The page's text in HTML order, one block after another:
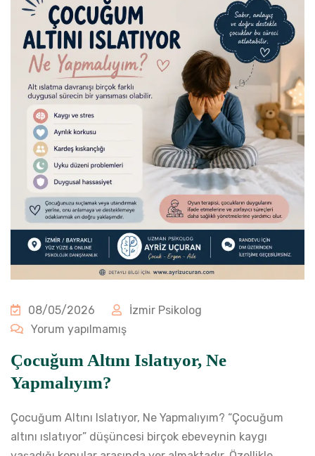
08/05/2026
İzmir Psikolog
Yorum yapılmamış
Çocuğum Altını Islatıyor, Ne
Yapmalıyım?
Çocuğum Altını Islatıyor, Ne Yapmalıyım? “Çocuğum
altını ıslatıyor” düşüncesi birçok ebeveynin kaygı